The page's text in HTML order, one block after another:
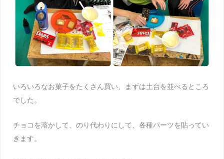
いろいろなお菓子をたくさん買い、まずは土台を並べるところ
でした。
チョコを溶かして、のり代わりにして、各種パーツを貼ってい
きます。